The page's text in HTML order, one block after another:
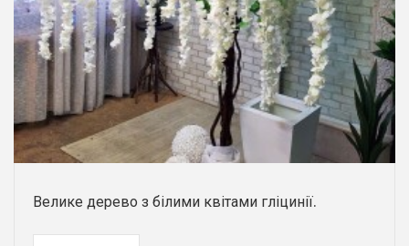
Велике дерево з білими квітами гліцинії.